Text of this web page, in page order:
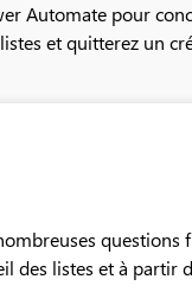
Automate pour
et quitterez un
questions
des listes et à partir